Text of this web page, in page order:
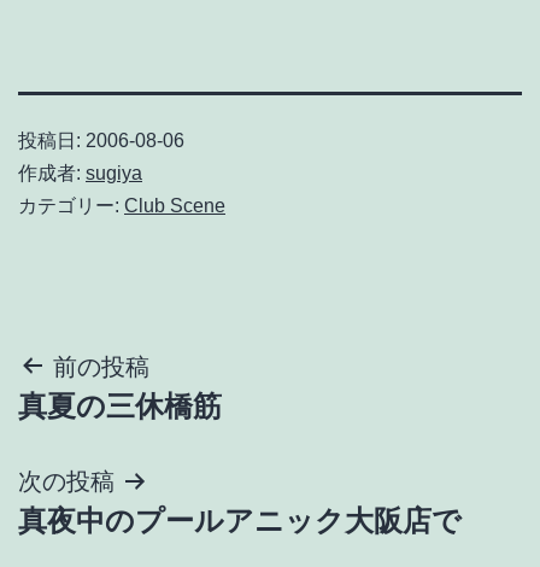
投稿日: 2006-08-06
作成者: sugiya
カテゴリー: Club Scene
投
稿
ナ
ビ
前の投稿
真夏の三休橋筋
次の投稿
真夜中のプールアニック大阪店で